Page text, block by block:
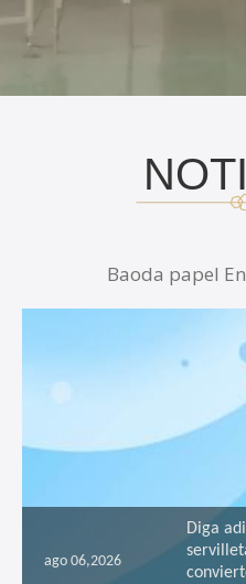
Baoda papel
ago 06,2026
Diga